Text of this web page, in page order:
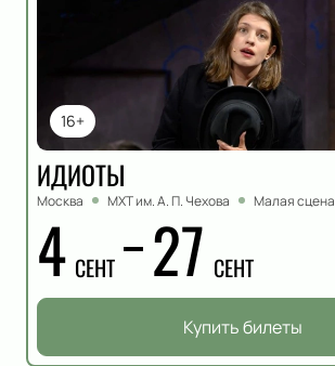
16+
ИДИОТЫ
Москва МХТ им. А. П. Чехова Малая сцена
4 СЕНТ 27 СЕНТ
Купить билеты